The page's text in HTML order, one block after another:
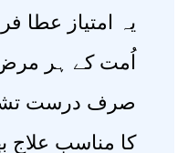
یہ امتیاز عطا
اُمت کے ہر
صرف درست
کا مناسب علاج